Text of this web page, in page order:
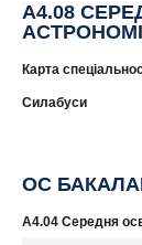
A4.08
Карта
Силабуси
ОС
A4.04 Середня